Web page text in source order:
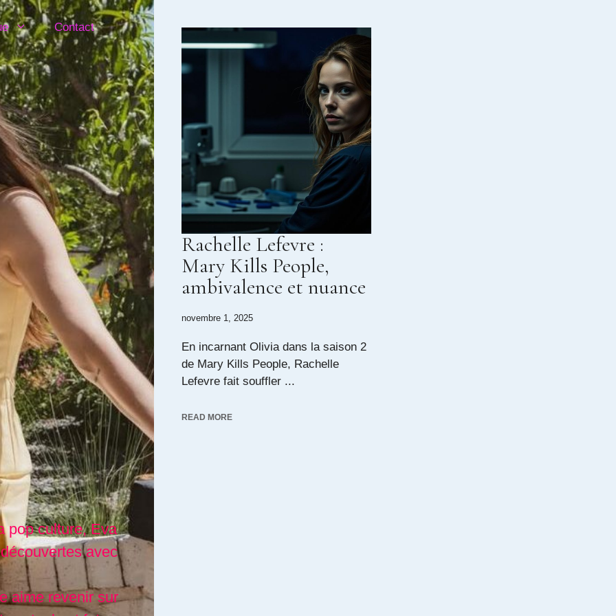
Contact
pop culture, Eva
avec
aime revenir sur
Rachelle Lefevre :
Mary Kills People,
ambivalence et nuance
novembre 1, 2025
En incarnant Olivia dans la saison 2
de Mary Kills People, Rachelle
Lefevre fait souffler ...
READ MORE